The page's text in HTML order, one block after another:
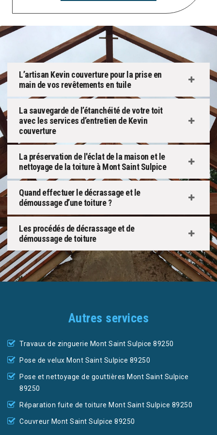
L’artisan Kevin couverture pour la prise en
main de vos revêtements en tuile
La sauvegarde de l’étanchéité de votre toit
avec les services d’entretien de Kevin
couverture
La préservation de l'éclat de la maison et le
nettoyage de la toiture à Mont Saint Sulpice
Quand effectuer le décrassage et le
démoussage d’une toiture ?
Les procédés de décrassage et de
démoussage de toiture
Autres services
Travaux de zinguerie Mont Saint Sulpice 89250
Pose de velux Mont Saint Sulpice 89250
Pose et nettoyage de gouttières Mont Saint Sulpice
89250
Réparation fuite de toiture Mont Saint Sulpice 89250
Couvreur Mont Saint Sulpice 89250